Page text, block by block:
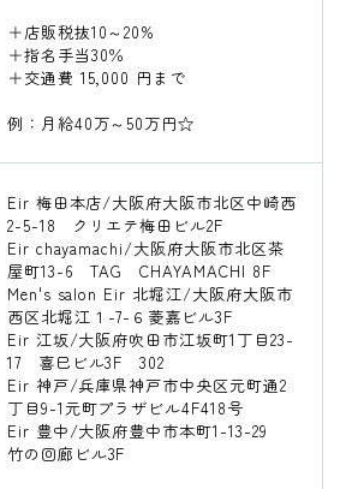
＋店販税抜10～20%
＋指名手当30％
＋交通費 15,000 円まで
例：月給40万～50万円☆
Eir 梅田本店/大阪府大阪市北区中崎西
2-5-18 クリエテ梅田ビル2F
Eir chayamachi/大阪府大阪市北区茶
屋町13-6 TAG CHAYAMACHI 8F
Men's salon Eir 北堀江/大阪府大阪市
西区北堀江１-7-６菱嘉ビル3F
Eir 江坂/大阪府吹田市江坂町1丁目23-
17 喜巳ビル3F 302
Eir 神戸/兵庫県神戸市中央区元町通2
丁目9-1元町プラザビル4F418号
Eir 豊中/大阪府豊中市本町1-13-29
竹の回廊ビル3F